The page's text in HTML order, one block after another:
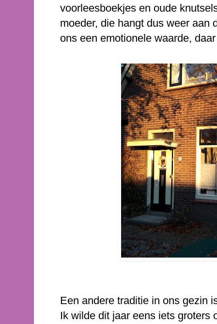
voorleesboekjes en oude
moeder, die hangt dus weer aan
ons een emotionele waarde,
Een andere traditie in ons gezin
Ik wilde dit jaar eens iets groters